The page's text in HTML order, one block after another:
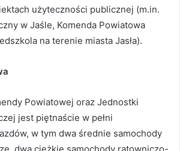
użyteczności publicznej (m.in.
w Jaśle, Komenda Powiatowa
na terenie miasta Jasła).
Powiatowej oraz Jednostki
jest piętnaście w pełni
w tym dwa średnie samochody
dwa ciężkie samochody ratowniczo-